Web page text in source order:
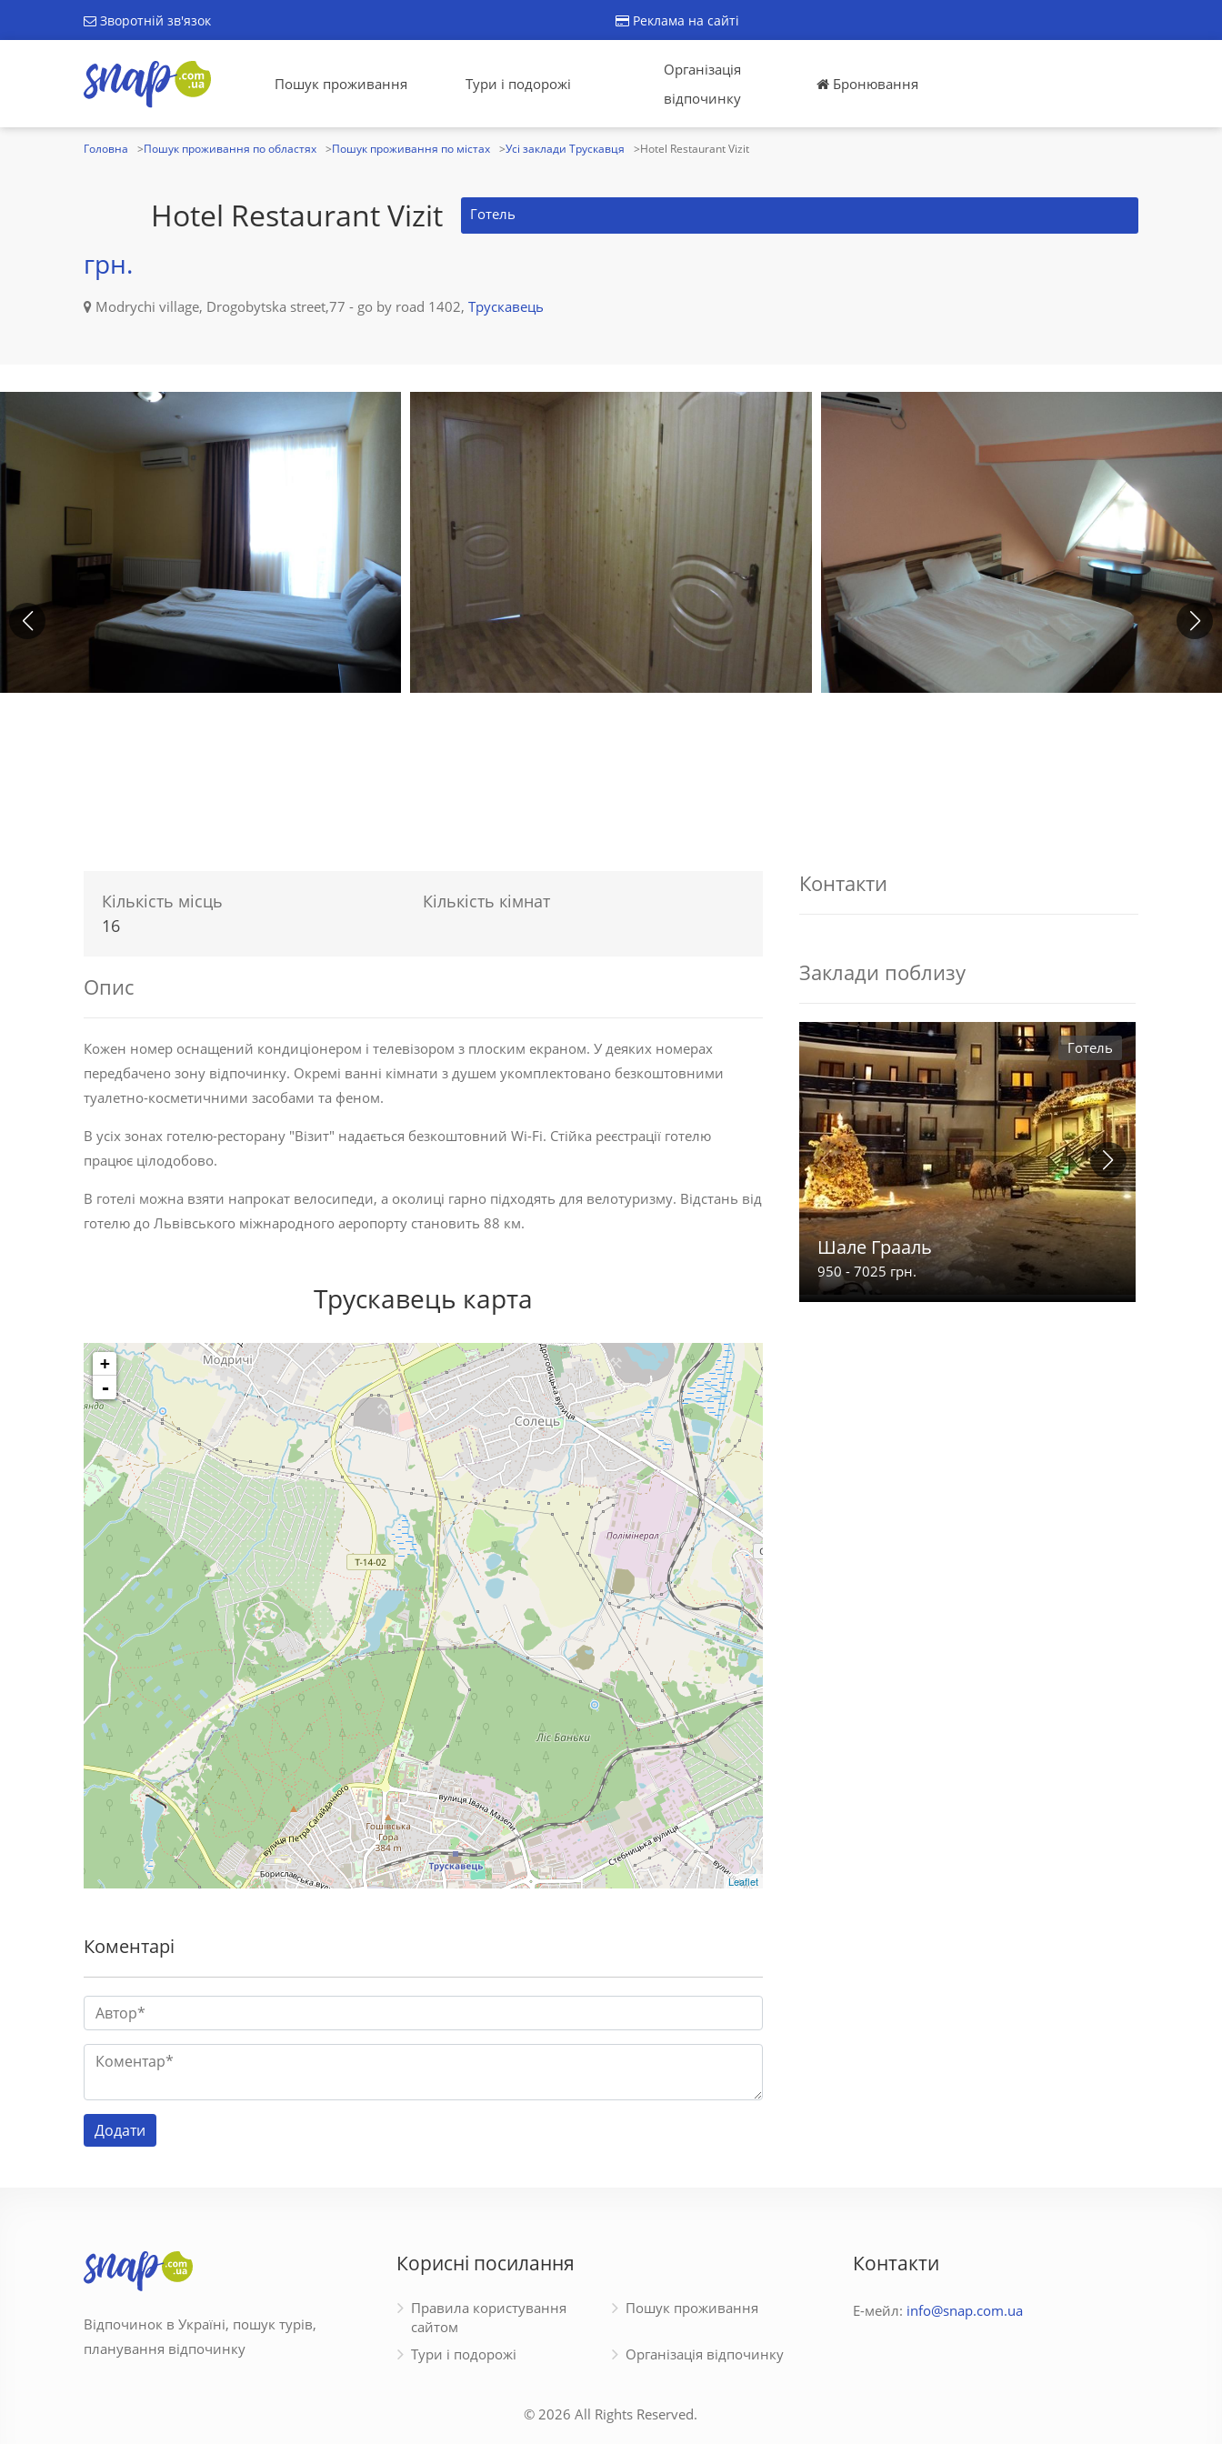
Зворотній зв'язок Реклама на сайті
Пошук проживання Тури і подорожі
Організація
відпочинку
Бронювання
Головна Пошук проживання по областях Пошук проживання по містах Усі заклади Трускавця Hotel Restaurant Vizit
Hotel Restaurant Vizit Готель
грн.
Modrychi village, Drogobytska street,77 - go by road 1402, Трускавець
Кількість місць
16
Кількість кімнат
Опис
Кожен номер оснащений кондиціонером і телевізором з плоским екраном. У деяких номерах
передбачено зону відпочинку. Окремі ванні кімнати з душем укомплектовано безкоштовними
туалетно-косметичними засобами та феном.
В усіх зонах готелю-ресторану "Візит" надається безкоштовний Wi-Fi. Стійка реєстрації готелю
працює цілодобово.
В готелі можна взяти напрокат велосипеди, а околиці гарно підходять для велотуризму. Відстань від
готелю до Львівського міжнародного аеропорту становить 88 км.
Трускавець карта
+
-
Leaflet
Коментарі
Контакти
Заклади поблизу
Готель
Шале Грааль
950 - 7025 грн.
Відпочинок в Україні, пошук турів,
планування відпочинку
Корисні посилання
Правила користування
сайтом
Пошук проживання
Тури і подорожі Організація відпочинку
Контакти
Е-мейл: info@snap.com.ua
© 2026 All Rights Reserved.